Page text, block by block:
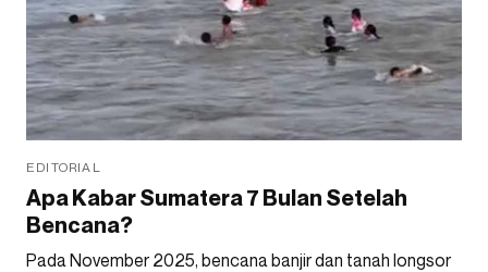
EDITORIAL
Apa Kabar Sumatera 7 Bulan Setelah
Bencana?
Pada November 2025, bencana banjir dan tanah longsor